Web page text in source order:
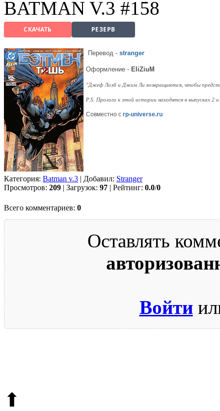
BATMAN V.3 #158
СКАЧАТЬ РЕЗЕРВ
Перевод - stranger
Оформление - EliZiuM
"Джеф Лоэб и Джим Ли возвращаются, чтобы
P.S. Прологи к этой истории находятся в выпусках
Совместно с rp-universe.ru
Категория: Batman v.3 | Добавил: Strаngеr
Просмотров: 209 | Загрузок: 97 | Рейтинг: 0.0/0
Всего комментариев: 0
Оставлять
Войти
⬆